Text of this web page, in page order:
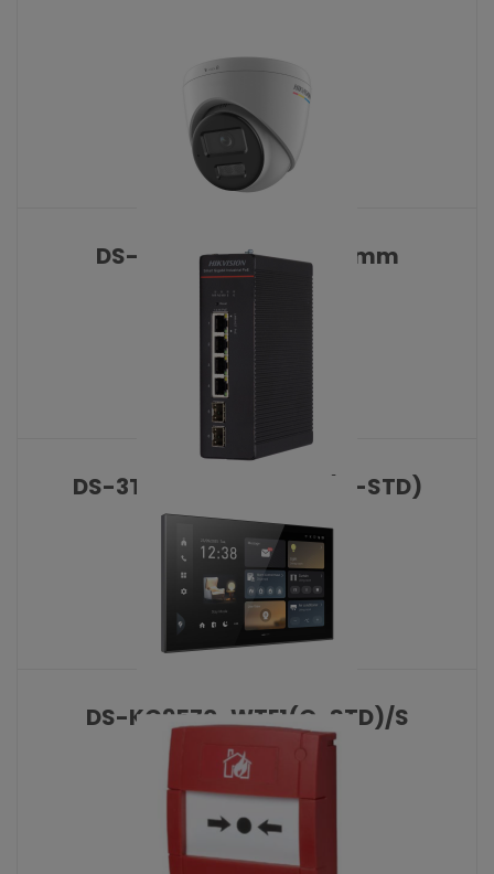
DS-2CD1327G3-LIU 2.8 mm
KATALOŠKI BROJ: 10478
DS-3T1506HP-SI-4P2F(O-STD)
KATALOŠKI BROJ: 10477
DS-KC9570-WTE1(O-STD)/S
KATALOŠKI BROJ: 10479